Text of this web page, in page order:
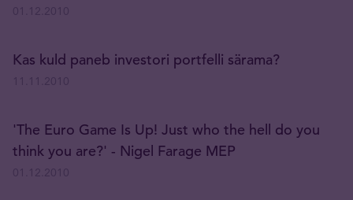
Kas kuld paneb investori portfelli särama?
'The Euro Game Is Up! Just who the hell do you
think you are?' - Nigel Farage MEP